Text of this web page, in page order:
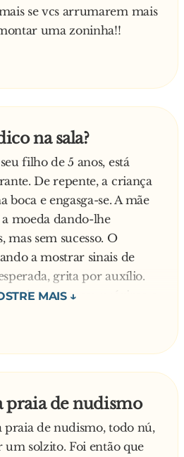
se vcs arrumarem mais
uma zoninha!!
na sala?
filho de 5 anos, está
De repente, a criança
boca e engasga-se. A mãe
moeda dando-lhe
mas sem sucesso. O
a mostrar sinais de
grita por auxílio.
se de uma mesa próxima e,
sem dizer uma
do miúdo, segura os
aperta com força, e
com a mesma
aproximou, voltou para
uma palavra.
praia de nudismo
praia de nudismo, todo nú,
um solzito. Foi então que